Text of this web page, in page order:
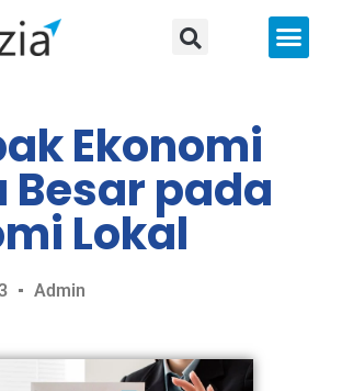
Ekonomi
Besar pada
Lokal
Admin